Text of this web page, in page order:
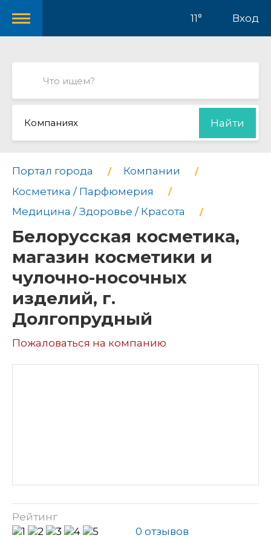
11° Вход
Компаниях Найти
Портал города
Компании
Косметика / Парфюмерия
Медицина / Здоровье / Красота
Белорусская косметика,
магазин косметики и
чулочно-носочных
изделий, г.
Долгопрудный
Пожаловаться на компанию
Рейтинг
0 отзывов